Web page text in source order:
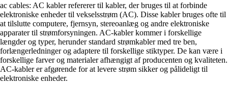
ac cables: AC kabler refererer til kabler, der bruges til at forbinde
elektroniske enheder til vekselsstrøm (AC). Disse kabler bruges ofte til
at tilslutte computere, fjernsyn, stereoanlæg og andre elektroniske
apparater til strømforsyningen. AC-kabler kommer i forskellige
længder og typer, herunder standard strømkabler med tre ben,
forlængerledninger og adaptere til forskellige stiktyper. De kan være i
forskellige farver og materialer afhængigt af producenten og kvaliteten.
AC-kabler er afgørende for at levere strøm sikker og pålideligt til
elektroniske enheder.